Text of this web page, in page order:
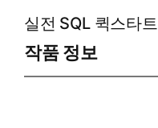
실전 SQL 퀵스타트
작품 정보